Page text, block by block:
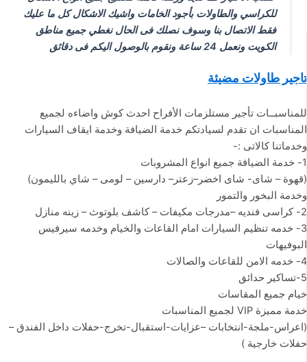
للكراسي والطاولات بأجود الخامات واشيك الاشكال كل ما عليك
فقط الاتصال بنا وسوف نصلك فى الحال نغطي جميع مناطق
الكويت ونعمل 24 ساعة ونقوم بالوصول اليكم فى دقائق
تاجير طاولات مضيئة
للمناسبــات تأجير مستلزمات الأفراح احدث كوش واضاءه لجميع
المناسبات ان تقدم لسيادتكم خدمة الضيافة وخدمة ايقاف السيارات
وخدماتنا كالاتى :-
1- خدمة الضيافة جميع انواع المشروبات
(قهوة – شاى- شاى اخضر–زعتر– دارسين – لومى – شاي بالليمون)
وخدمة البخور والتمور
2- كراسى فنديه –مدرجات مكيفات – كاشف بلوتوث – زينه منازل
3- خدمه تنظيم السيارات امام القاعات والخيام وخدمه سيرفيس
البوفيهات
4- خدمه الامن للقاعات والصالات
5-تساكير حدائق
خيام جميع المقاسات
خدمة مميزة VIP لجميع المناسبات
(اعراس-ملجة-انتخابات –عزايات-استقبال-تخرج-حفلات داخل الفندق –
حفلات خارجية )